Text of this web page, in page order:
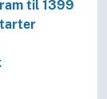
til 1399